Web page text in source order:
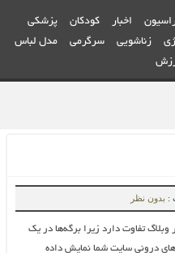
اخبار کودکان
پزشکی
زناشویی سرگرمی
مدل لباس
: بدون نظر
تفاوت دارد زیرا برگه‌ها در یک
درونی سایت شما نمایش داده